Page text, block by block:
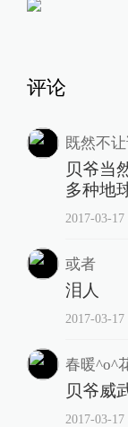
评论
既然不
贝爷当
多种地
2017-03-17
或者
泪人
2017-03-17
春暖^o^
贝爷威
2017-03-17